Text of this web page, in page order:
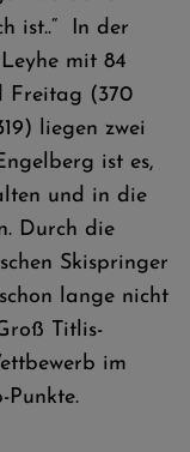
ist..“ In der
mit 84
Freitag (370
liegen zwei
ist es,
und in die
Durch die
Skispringer
lange nicht
Titlis-
im